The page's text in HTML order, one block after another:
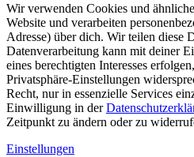
Wir verwenden Cookies und
Website und verarbeiten
Adresse) über dich. Wir teilen diese
Datenverarbeitung kann mit deiner
eines berechtigten Interesses
Privatsphäre-Einstellungen
Recht, nur in essenzielle Services
Einwilligung in der
Zeitpunkt zu ändern oder zu
Einstellungen